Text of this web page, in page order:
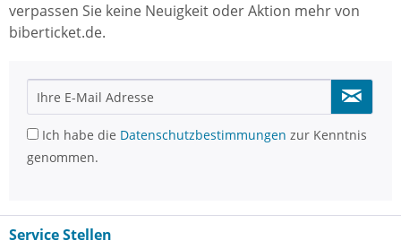
verpassen Sie keine Neuigkeit oder Aktion mehr von
biberticket.de.
Ich habe die Datenschutzbestimmungen zur Kenntnis
genommen.
Service Stellen